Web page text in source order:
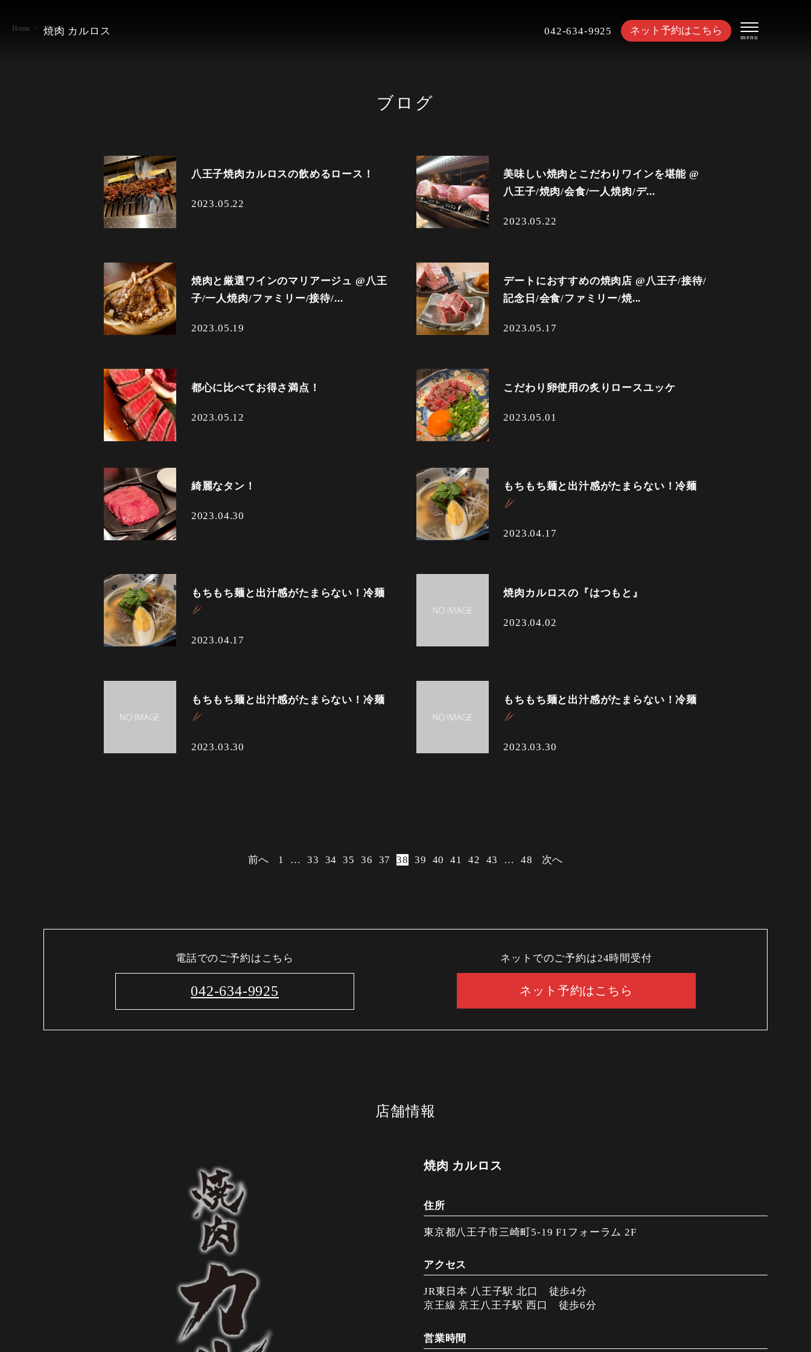
焼肉 カルロス 042-634-9925 ネット予約はこちら
Home ブログ
ブログ
八王子焼肉カルロスの飲めるロース！
2023.05.22
美味しい焼肉とこだわりワインを堪能 @
八王子/焼肉/会食/一人焼肉/デ...
2023.05.22
焼肉と厳選ワインのマリアージュ @八王
子/一人焼肉/ファミリー/接待/...
2023.05.19
デートにおすすめの焼肉店 @八王子/接待/
記念日/会食/ファミリー/焼...
2023.05.17
都心に比べてお得さ満点！
2023.05.12
こだわり卵使用の炙りロースユッケ
2023.05.01
綺麗なタン！
2023.04.30
もちもち麺と出汁感がたまらない！冷麺
2023.04.17
もちもち麺と出汁感がたまらない！冷麺
2023.04.17
焼肉カルロスの『はつもと』
2023.04.02
もちもち麺と出汁感がたまらない！冷麺
2023.03.30
もちもち麺と出汁感がたまらない！冷麺
2023.03.30
前へ 1 … 33 34 35 36 37 38 39 40 41 42 43 … 48 次へ
電話でのご予約はこちら
042-634-9925
ネットでのご予約は24時間受付
ネット予約はこちら
店舗情報
焼肉 カルロス
住所
東京都八王子市三崎町5-19 F1フォーラム 2F
アクセス
JR東日本 八王子駅 北口 徒歩4分
京王線 京王八王子駅 西口 徒歩6分
営業時間